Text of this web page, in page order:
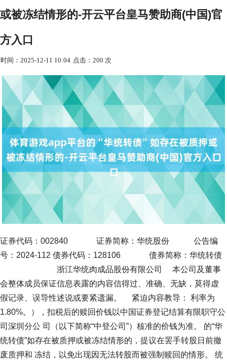
或被冻结情形的-开云平台皇马赞助商(中国)官
方入口
时间：2025-12-11 10:04 点击：200 次
证券代码：002840 证券简称：华统股份 公告编
号：2024-112 债券代码：128106 债券简称：华统转债
浙江华统肉成品股份有限公司 本公司及董事
会整体成员保证信息表露的内容信得过、准确、无缺，莫得虚
假记录、误导性述说或要紧遗漏。 紧迫内容教导： 利率为
1.80%。），扣税后的赎回价钱以中国证券登记结算有限职守公
司深圳分公 司（以下简称“中登公司”）核准的价钱为准。 的“华
统转债”如存在被质押或被冻结情形的，提议在罢手转股日前撤
废质押和 冻结，以免出现因无法转股而被强制赎回的情形。 统